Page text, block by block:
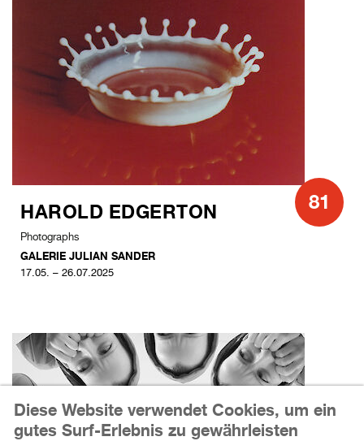
81
HAROLD EDGERTON
Photographs
GALERIE JULIAN SANDER
17.05. – 26.07.2025
Diese Website verwendet Cookies, um ein
gutes Surf-Erlebnis zu gewährleisten